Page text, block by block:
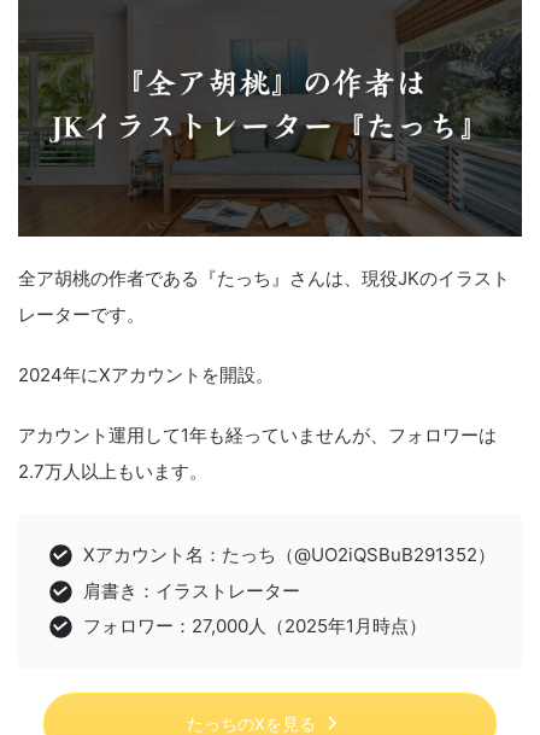
全ア胡桃の作者である『たっち』さんは、現役JKのイラスト
レーターです。
2024年にXアカウントを開設。
アカウント運用して1年も経っていませんが、フォロワーは
2.7万人以上もいます。
Xアカウント名：たっち（@UO2iQSBuB291352）
肩書き：イラストレーター
フォロワー：27,000人（2025年1月時点）
たっちのXを見る